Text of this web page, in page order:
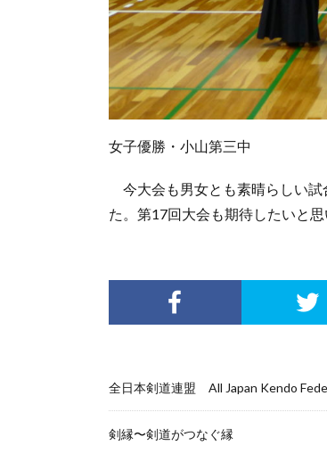
女子優勝・小山第三中
今大会も男女とも素晴らしい試
た。第17回大会も期待したいと思
全日本剣道連盟 All Japan Kendo
剣縁〜剣道がつなぐ縁